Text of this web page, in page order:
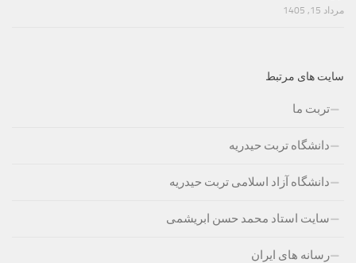
مرداد 15, 1405
سایت های مرتبط
تربت ما
دانشگاه تربت حیدریه
دانشگاه آزاد اسلامی تربت حیدریه
سایت استاد محمد حسن ابریشمی
رسانه های ایران